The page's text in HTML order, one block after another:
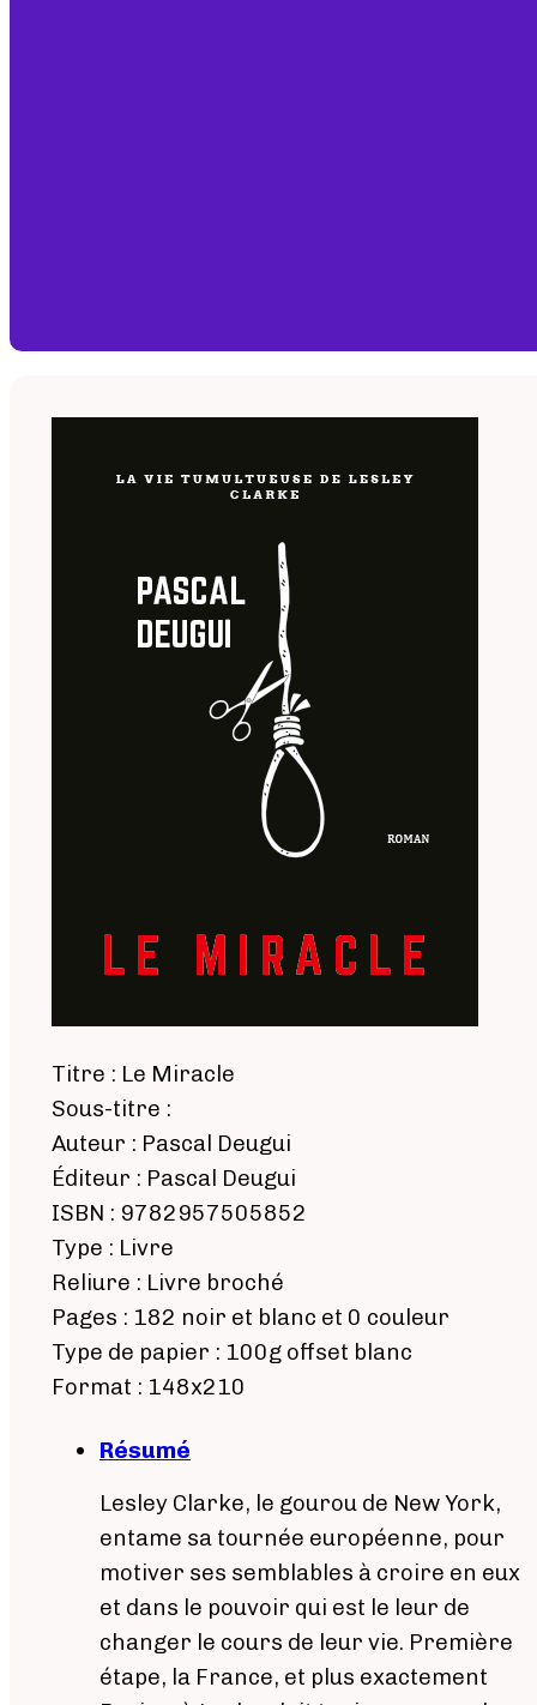
Titre : Le Miracle
Sous-titre :
Auteur : Pascal Deugui
Éditeur : Pascal Deugui
ISBN : 9782957505852
Type : Livre
Reliure : Livre broché
Pages : 182 noir et blanc et 0 couleur
Type de papier : 100g offset blanc
Format : 148x210
Résumé
Lesley Clarke, le gourou de New York,
entame sa tournée européenne, pour
motiver ses semblables à croire en eux
et dans le pouvoir qui est le leur de
changer le cours de leur vie. Première
étape, la France, et plus exactement